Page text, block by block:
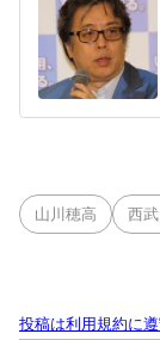
山川穂高 西